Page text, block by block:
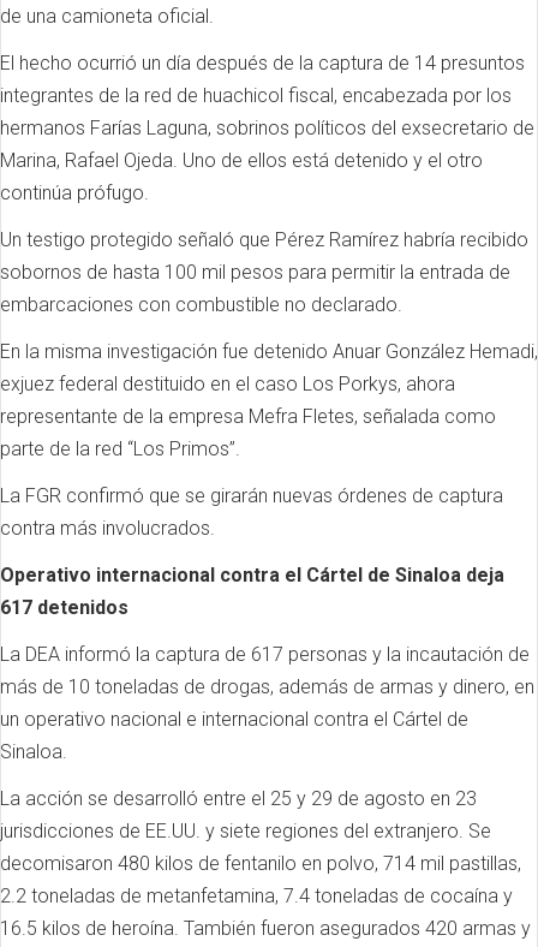
de una camioneta oficial.
El hecho ocurrió un día después de la captura de 14 presuntos
integrantes de la red de huachicol fiscal, encabezada por los
hermanos Farías Laguna, sobrinos políticos del exsecretario de
Marina, Rafael Ojeda. Uno de ellos está detenido y el otro
continúa prófugo.
Un testigo protegido señaló que Pérez Ramírez habría recibido
sobornos de hasta 100 mil pesos para permitir la entrada de
embarcaciones con combustible no declarado.
En la misma investigación fue detenido Anuar González Hemadi,
exjuez federal destituido en el caso Los Porkys, ahora
representante de la empresa Mefra Fletes, señalada como
parte de la red “Los Primos”.
La FGR confirmó que se girarán nuevas órdenes de captura
contra más involucrados.
Operativo internacional contra el Cártel de Sinaloa deja
617 detenidos
La DEA informó la captura de 617 personas y la incautación de
más de 10 toneladas de drogas, además de armas y dinero, en
un operativo nacional e internacional contra el Cártel de
Sinaloa.
La acción se desarrolló entre el 25 y 29 de agosto en 23
jurisdicciones de EE.UU. y siete regiones del extranjero. Se
decomisaron 480 kilos de fentanilo en polvo, 714 mil pastillas,
2.2 toneladas de metanfetamina, 7.4 toneladas de cocaína y
16.5 kilos de heroína. También fueron asegurados 420 armas y